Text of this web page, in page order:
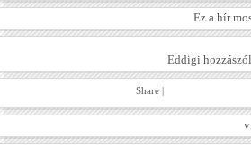
Ez a hír
Eddigi
Share